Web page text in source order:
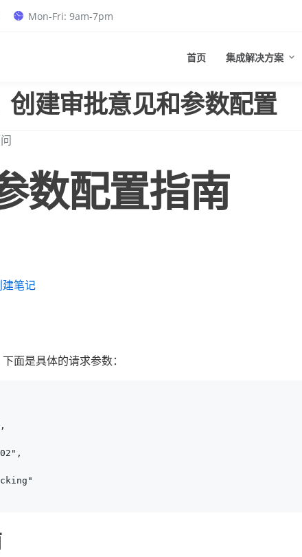
Mon-Fri: 9am-7pm
首页 集成解决方案
建审批意见和参数配置
数配置指南
笔记
面是具体的请求参数：